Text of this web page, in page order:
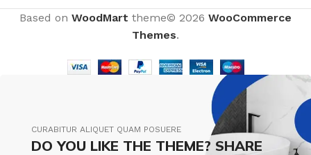
Based on WoodMart theme© 2026 WooCommerce
Themes.
CURABITUR ALIQUET QUAM POSUERE
DO YOU LIKE THE THEME? SHARE